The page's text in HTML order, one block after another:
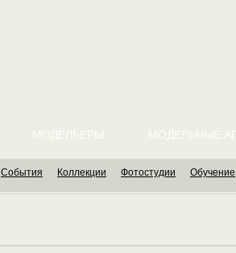
МОДЕЛЬЕРЫ МОДЕЛЬНЫЕ
События Коллекции Фотостудии Обучение